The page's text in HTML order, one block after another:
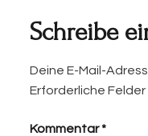
Schreibe
Deine E-Mail-
Erforderliche Felder
Kommentar*